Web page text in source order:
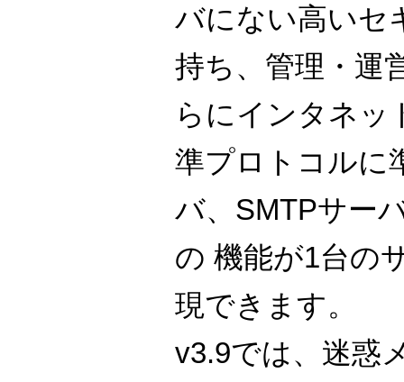
バにない高いセ
持ち、管理・運
らにインタネッ
準プロトコルに
バ、SMTPサー
の 機能が1台の
現できます。
v3.9では、迷惑